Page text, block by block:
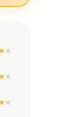
★
★
★